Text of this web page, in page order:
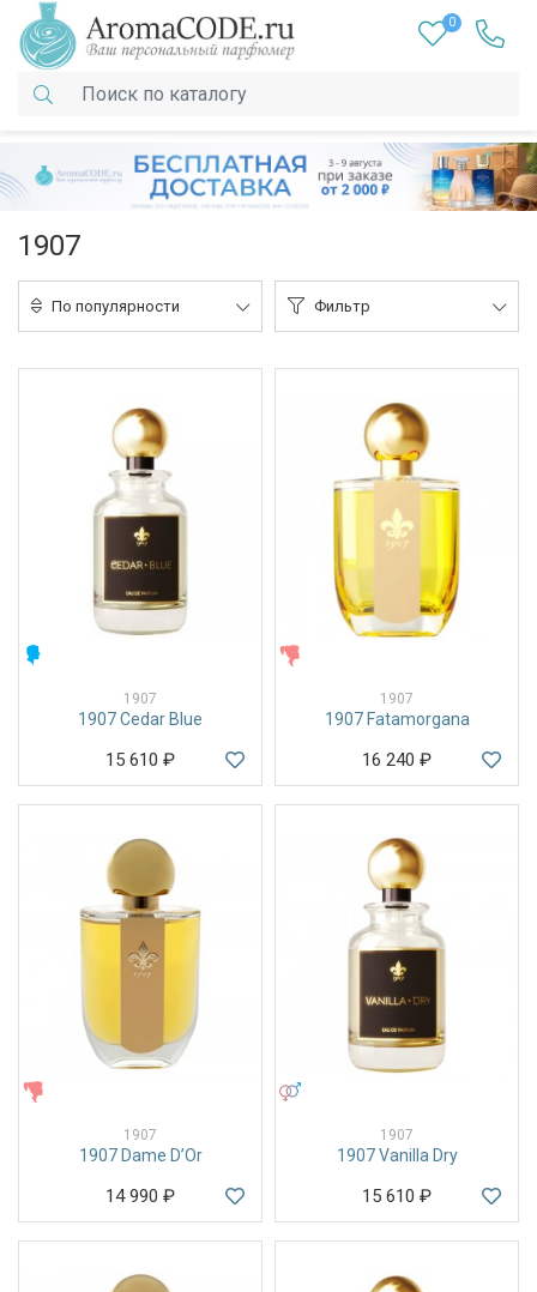
0
1907
По популярности Фильтр
1907
1907 Cedar Blue
15 610 ₽
1907
1907 Fatamorgana
16 240 ₽
1907
1907 Dame D’Or
14 990 ₽
1907
1907 Vanilla Dry
15 610 ₽